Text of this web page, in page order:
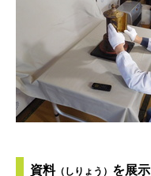
資料（しりょう） を展示